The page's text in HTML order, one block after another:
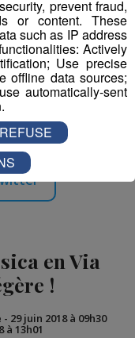
en Via
!
- 29 juin 2018 à 09h30
à 13h01
prevent fraud,
or content. These
such as IP address
Actively
Use precise
offline data sources;
automatically-sent